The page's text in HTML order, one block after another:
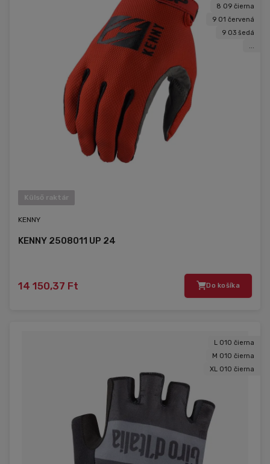
8 09 čierna
9 01 červená
9 03 šedá
...
Külső raktár
KENNY
KENNY 2508011 UP 24
14 150,37 Ft Do košíka
L 010 čierna
M 010 čierna
XL 010 čierna